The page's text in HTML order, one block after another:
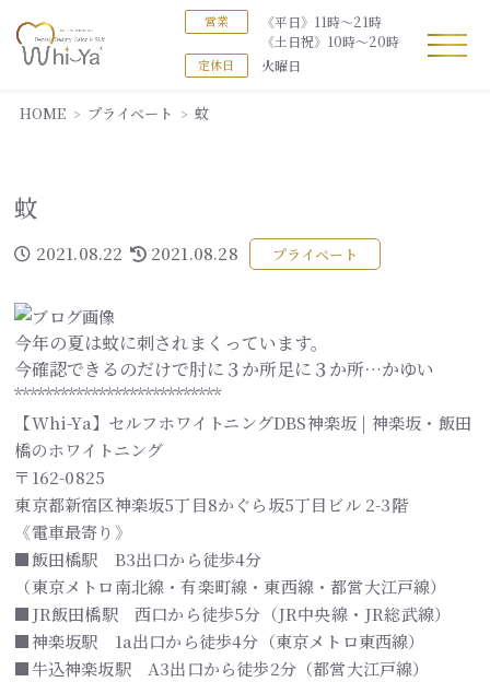
営業
《平日》11時～21時
《土日祝》10時～20時
定休日 火曜日
HOME プライベート 蚊
蚊
2021.08.22 2021.08.28 プライベート
今年の夏は蚊に刺されまくっています。
今確認できるのだけで肘に３か所足に３か所…かゆい
***************************
【Whi-Ya】セルフホワイトニングDBS神楽坂 | 神楽坂・飯田
橋のホワイトニング
〒162-0825
東京都新宿区神楽坂5丁目8かぐら坂5丁目ビル 2-3階
《電車最寄り》
■飯田橋駅 B3出口から徒歩4分
（東京メトロ南北線・有楽町線・東西線・都営大江戸線）
■JR飯田橋駅 西口から徒歩5分（JR中央線・JR総武線）
■神楽坂駅 1a出口から徒歩4分（東京メトロ東西線）
■牛込神楽坂駅 A3出口から徒歩2分（都営大江戸線）